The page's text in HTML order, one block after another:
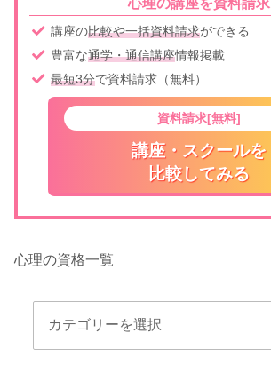
講座の比較や一括資料請求ができる
豊富な通学・通信講座情報掲載
最短3分で資料請求（無料）
資料請求[無料]
講座・スクールを
比較してみる
心理の資格一覧